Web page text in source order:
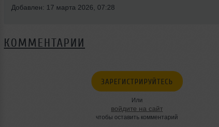
Добавлен: 17 марта 2026, 07:28
КОММЕНТАРИИ
ЗАРЕГИСТРИРУЙТЕСЬ
Или
войдите на сайт
чтобы оставить комментарий